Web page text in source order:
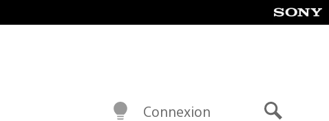
Connexion